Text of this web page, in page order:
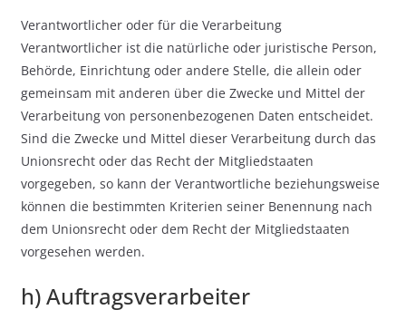
Verantwortlicher oder für die Verarbeitung
Verantwortlicher ist die natürliche oder juristische Person,
Behörde, Einrichtung oder andere Stelle, die allein oder
gemeinsam mit anderen über die Zwecke und Mittel der
Verarbeitung von personenbezogenen Daten entscheidet.
Sind die Zwecke und Mittel dieser Verarbeitung durch das
Unionsrecht oder das Recht der Mitgliedstaaten
vorgegeben, so kann der Verantwortliche beziehungsweise
können die bestimmten Kriterien seiner Benennung nach
dem Unionsrecht oder dem Recht der Mitgliedstaaten
vorgesehen werden.
h) Auftragsverarbeiter